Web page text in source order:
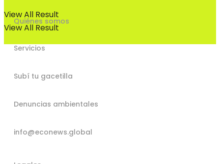
View All Result
View All Result
Quiénes somos
Servicios
Subí tu gacetilla
Denuncias ambientales
info@econews.global